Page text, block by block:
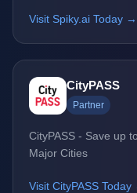
Visit Spiky.ai Today →
CityPASS
Partner
CityPASS - Save up
Major Cities
Visit CityPASS Today